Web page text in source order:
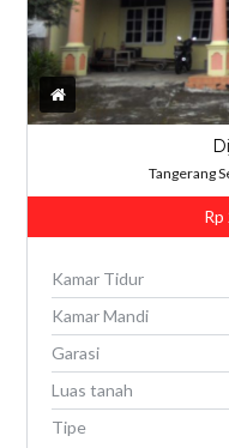
Tangerang
Kamar Tidur
Kamar Mandi
Garasi
Luas tanah
Tipe